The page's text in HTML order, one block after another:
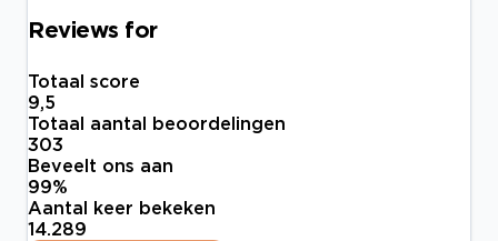
Reviews for
Totaal score
9,5
Totaal aantal beoordelingen
303
Beveelt ons aan
99%
Aantal keer bekeken
14.289